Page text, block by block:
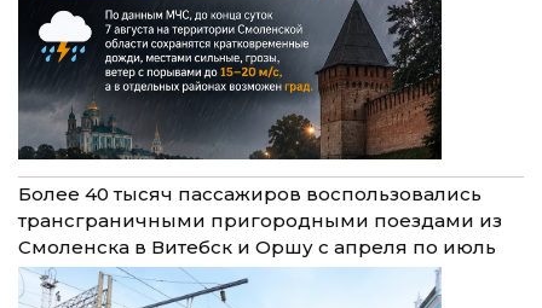
Более 40 тысяч пассажиров воспользовались
трансграничными пригородными поездами из
Смоленска в Витебск и Оршу с апреля по июль